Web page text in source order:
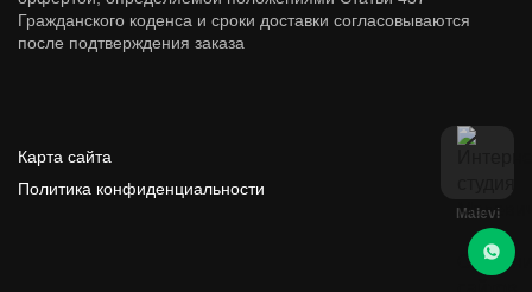
Гражданского коденса и сроки доставки согласовываются
после подтверждения заказа
Карта сайта
Политика конфиденциальности
Malevi